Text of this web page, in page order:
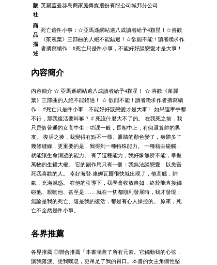
版
社
英屬蓋曼群島商家庭傳媒股份有限公司城邦分公司
商
品
描
述
死亡這件小事：☆亞馬遜網站逾八成讀者給予4顆星！☆喜歡
《茱麗葉》三部曲的人絕不能錯過！☆欲罷不能！讀者跪求作
者撰寫續作！#死亡只是件小事，不能好好談戀愛才是大事！
內容簡介
內容簡介 ☆ 亞馬遜網站逾八成讀者給予4顆星！ ☆ 喜歡《茱麗
葉》三部曲的人絕不能錯過！ ☆ 欲罷不能！讀者跪求作者撰寫續
作！ #死亡只是件小事，不能好好談戀愛才是大事！ 如果連牽手都
不行，那我復活要幹嘛？ # 死沒什麼大不了的。 在我死之前，我
只是個普通的女高中生：功課一般，長相中上，有個還算帥的男
友。 復活之後，我變得有點不一樣。眼睛的顏色變了，身體多了
幾條縫線，更重要的是，我得到一種特殊能力。 一種藉由碰觸，
就能讓生命消逝的能力。 有了這種能力，我好像無所不能，掌握
萬物的生殺大權。 它的副作用只有一個：我無法談戀愛，以免害
死我喜歡的人。 幸好海登‧康姆瓦爾很快就出現了，他高䠷，帥
氣，充滿魅惑。 在他的引導下，我學會收放自如，終於能直接觸
碰他、親吻他、甚至是…… 就在一切都順利發展時，我才發現：
無論是我的死亡、還是我的復活，都是有心人操控的。 原來，死
亡不全然是件小事。
各界推薦
各界推薦 ◎聯合推薦「本書涵蓋了所有元素。它觸動我的心弦，
讓我落淚、使我嘆息，更吊足了我的胃口。本書的女主角個性堅